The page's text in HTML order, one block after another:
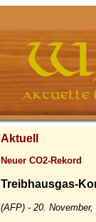
Aktuell
Neuer CO2-Rekord
Treibhausgas-
(AFP) - 20. November,